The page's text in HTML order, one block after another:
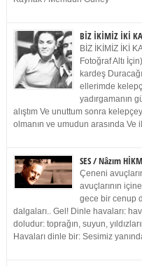
BİZ İKİMİZ İKİ
BİZ İKİMİZ İKİ
Fotoğraf Altı
kardeş
ellerimde
yadırgamanın
alıştım Ve unuttum sonra
olmanın ve umudun arasında Ve
SES / Nâzım
Çeneni
avuçlarının
gece bir cenup
dalgaları.. Gel! Dinle havaları:
doludur: toprağın, suyun,
Havaları dinle bir: Sesimiz